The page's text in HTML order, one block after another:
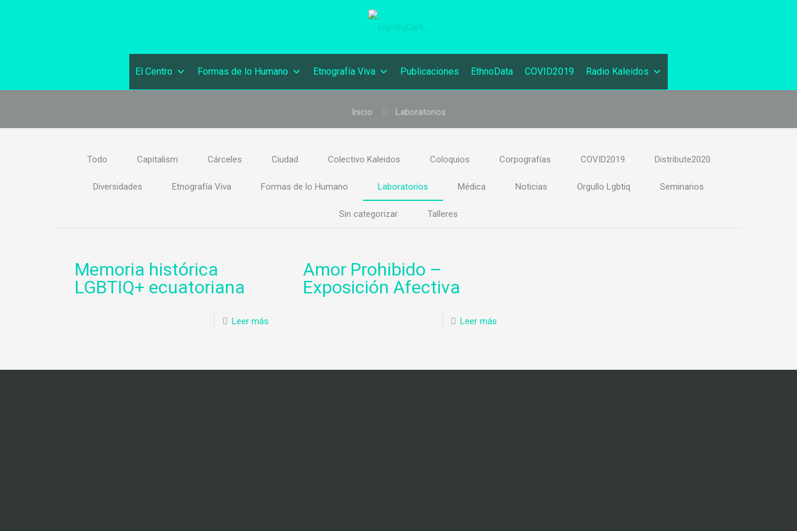
El Centro Formas de lo Humano Etnografía Viva Publicaciones EthnoData COVID2019 Radio Kaleidos
Inicio Laboratorios
Todo Capitalism Cárceles Ciudad Colectivo Kaleidos Coloquios Corpografías COVID2019 Distribute2020
Diversidades Etnografía Viva Formas de lo Humano Laboratorios Médica Noticias Orgullo Lgbtiq Seminarios
Sin categorizar Talleres
Memoria histórica
LGBTIQ+ ecuatoriana
Leer más
Amor Prohibido –
Exposición Afectiva
Leer más